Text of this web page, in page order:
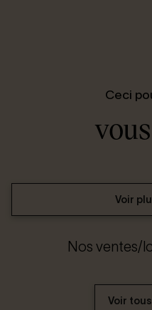
Ceci
Voir
Nos ventes/
Voir